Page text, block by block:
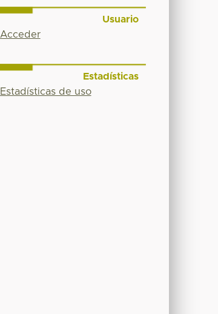
Usuario
Acceder
Estadísticas
Estadísticas de uso